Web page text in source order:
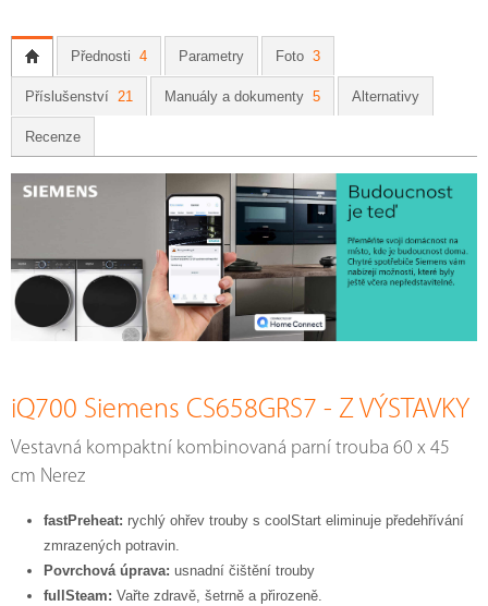
Přednosti 4 Parametry Foto 3
Příslušenství 21 Manuály a dokumenty 5 Alternativy
Recenze
iQ700 Siemens CS658GRS7 - Z VÝSTAVKY
Vestavná kompaktní kombinovaná parní trouba 60 x 45
cm Nerez
fastPreheat: rychlý ohřev trouby s coolStart eliminuje předehřívání
zmrazených potravin.
Povrchová úprava: usnadní čištění trouby
fullSteam: Vařte zdravě, šetrně a přirozeně.